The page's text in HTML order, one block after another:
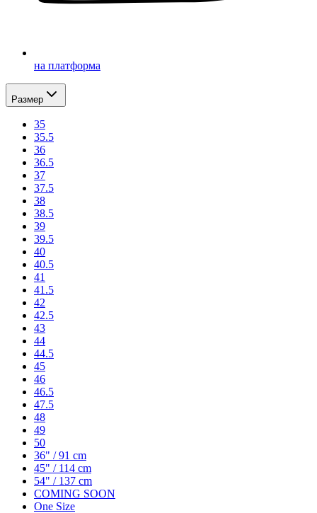
на платформа
Размер
35
35.5
36
36.5
37
37.5
38
38.5
39
39.5
40
40.5
41
41.5
42
42.5
43
44
44.5
45
46
46.5
47.5
48
49
50
36" / 91 cm
45" / 114 cm
54" / 137 cm
COMING SOON
One Size